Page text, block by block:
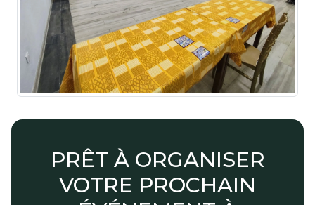
PRÊT À ORGANISER
VOTRE PROCHAIN